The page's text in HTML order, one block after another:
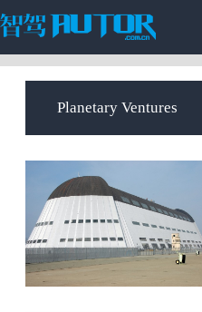
Planetary Ventures